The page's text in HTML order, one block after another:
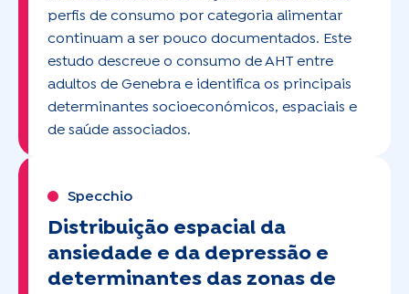
perfis de consumo por categoria alimentar
continuam a ser pouco documentados. Este
estudo descreve o consumo de AHT entre
adultos de Genebra e identifica os principais
determinantes socioeconómicos, espaciais e
de saúde associados.
Specchio
Distribuição espacial da
ansiedade e da depressão e
determinantes das zonas de